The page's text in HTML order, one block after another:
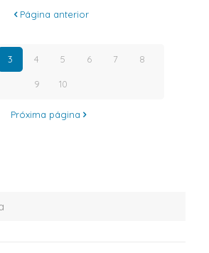
Página anterior
3 4 5 6 7 8
9 10
Próxima página